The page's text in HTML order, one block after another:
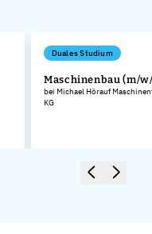
Duales Studium
Maschinenbau (m/
bei Michael Hörauf
KG